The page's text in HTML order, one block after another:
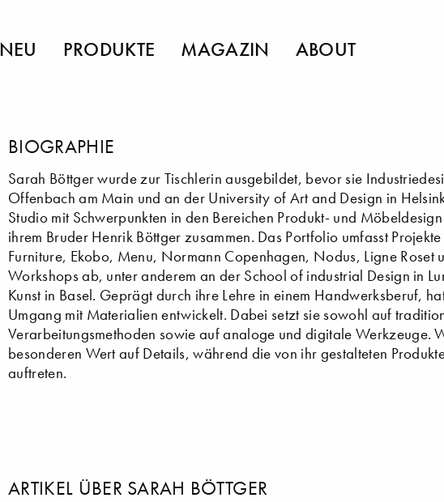
NEU PRODUKTE MAGAZIN ABOUT
BIOGRAPHIE
Sarah Böttger wurde zur Tischlerin ausgebildet, bevor sie
Offenbach am Main und an der University of Art and Design in
Studio mit Schwerpunkten in den Bereichen Produkt- und
ihrem Bruder Henrik Böttger zusammen. Das Portfolio umfasst
Furniture, Ekobo, Menu, Normann Copenhagen, Nodus, Ligne Roset
Workshops ab, unter anderem an der School of industrial Design in
Kunst in Basel. Geprägt durch ihre Lehre in einem Handwerksberuf,
Umgang mit Materialien entwickelt. Dabei setzt sie sowohl auf
Verarbeitungsmethoden sowie auf analoge und digitale Werkzeuge.
besonderen Wert auf Details, während die von ihr gestalteten
auftreten.
ARTIKEL ÜBER SARAH BÖTTGER